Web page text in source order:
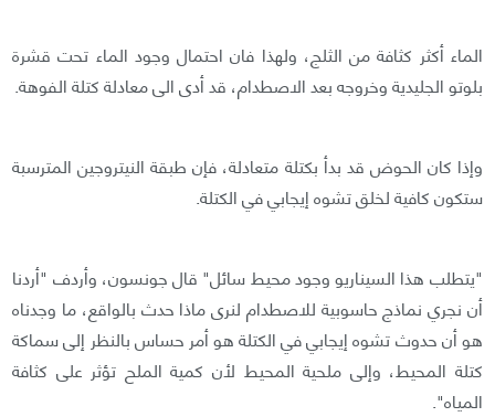
الماء أكثر كثافة من الثلج، ولهذا فان احتمال وجود الماء تحت قشرة
بلوتو الجليدية وخروجه بعد الاصطدام، قد أدى الى معادلة كتلة الفوهة.
وإذا كان الحوض قد بدأ بكتلة متعادلة، فإن طبقة النيتروجين المترسبة
ستكون كافية لخلق تشوه إيجابي في الكتلة.
"يتطلب هذا السيناريو وجود محيط سائل" قال جونسون، وأردف "أردنا
أن نجري نماذج حاسوبية للاصطدام لنرى ماذا حدث بالواقع، ما وجدناه
هو أن حدوث تشوه إيجابي في الكتلة هو أمر حساس بالنظر إلى سماكة
كتلة المحيط، وإلى ملحية المحيط لأن كمية الملح تؤثر على كثافة
المياه".